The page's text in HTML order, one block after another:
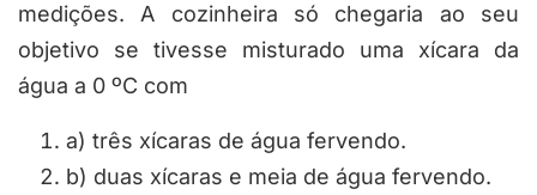
medições. A cozinheira só chegaria ao seu
objetivo se tivesse misturado uma xícara da
água a 0 ºC com
a) três xícaras de água fervendo.
b) duas xícaras e meia de água fervendo.